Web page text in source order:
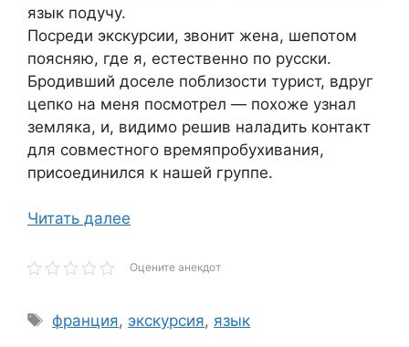
язык подучу.
Посреди экскурсии, звонит жена, шепотом
поясняю, где я, естественно по русски.
Бродивший доселе поблизости турист, вдруг
цепко на меня посмотрел — похоже узнал
земляка, и, видимо решив наладить контакт
для совместного времяпробухивания,
присоединился к нашей группе.
Читать далее
Оцените анекдот
Метки
франция, экскурсия, язык